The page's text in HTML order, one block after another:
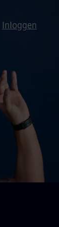
Inloggen